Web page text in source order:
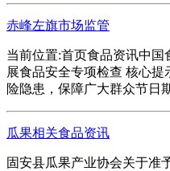
赤峰左旗市场监管
当前位置:首页食品资讯中
展食品安全专项检查 核心
险隐患，保障广大群众节日
瓜果相关食品资讯
固安县瓜果产业协会关于准